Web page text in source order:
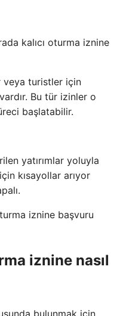
kalıcı oturma iznine
veya turistler için
Bu tür izinler o
başlatabilir.
yatırımlar yoluyla
kısayollar arıyor
iznine başvuru
iznine nasıl
bulunmak için